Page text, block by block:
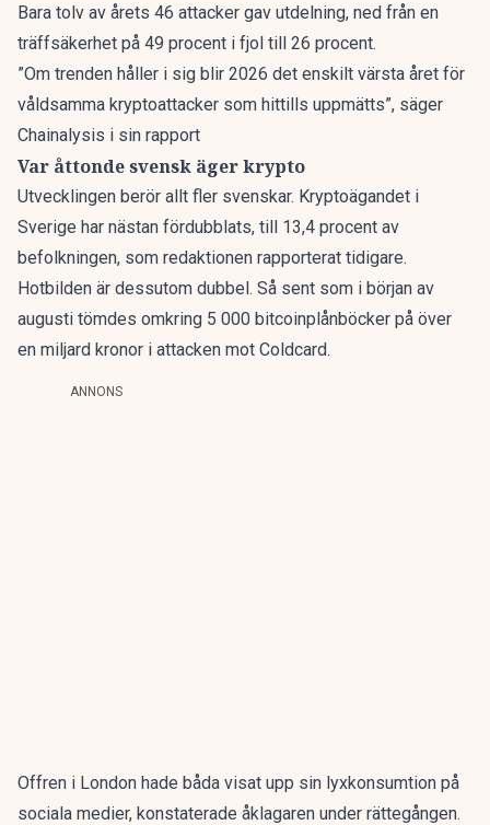
Bara tolv av årets 46 attacker gav utdelning, ned från en
träffsäkerhet på 49 procent i fjol till 26 procent.
”Om trenden håller i sig blir 2026 det enskilt värsta året för
våldsamma kryptoattacker som hittills uppmätts”, säger
Chainalysis i sin rapport
Var åttonde svensk äger krypto
Utvecklingen berör allt fler svenskar. Kryptoägandet i
Sverige har nästan fördubblats, till 13,4 procent av
befolkningen, som redaktionen rapporterat tidigare.
Hotbilden är dessutom dubbel. Så sent som i början av
augusti tömdes omkring 5 000 bitcoinplånböcker på över
en miljard kronor i attacken mot Coldcard.
ANNONS
Offren i London hade båda visat upp sin lyxkonsumtion på
sociala medier, konstaterade åklagaren under rättegången.